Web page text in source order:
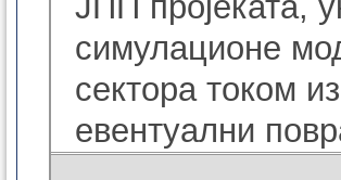
симулационе
сектора током
евентуални